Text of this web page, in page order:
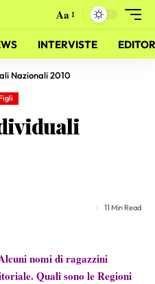
Aa
INTERVISTE
Nazionali 2010
11 Min Read
nomi di ragazzini
Quali sono le Regioni